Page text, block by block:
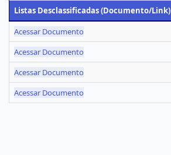
Listas Desclassificadas (Documento/Link)
Acessar Documento
Acessar Documento
Acessar Documento
Acessar Documento